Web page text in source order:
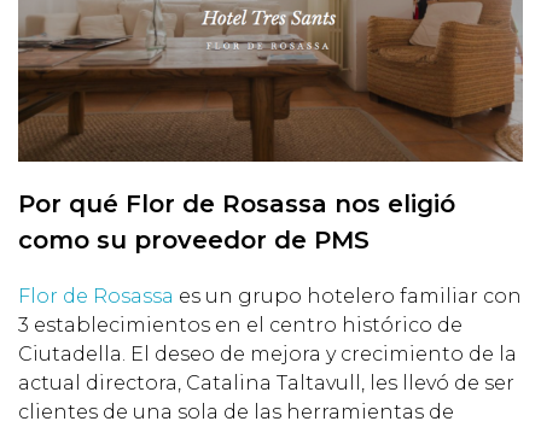
Por qué Flor de Rosassa nos eligió
como su proveedor de PMS
Flor de Rosassa es un grupo hotelero familiar con
3 establecimientos en el centro histórico de
Ciutadella. El deseo de mejora y crecimiento de la
actual directora, Catalina Taltavull, les llevó de ser
clientes de una sola de las herramientas de